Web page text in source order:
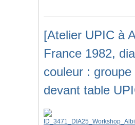
[Atelier UPIC à
France 1982,
couleur :
devant table